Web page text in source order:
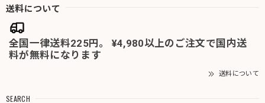
送料について
全国一律送料225円。 ¥4,980以上のご注文で国内送
料が無料になります
送料について
SEARCH